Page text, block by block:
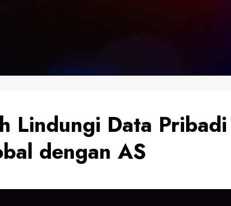
Lindungi Data
dengan AS